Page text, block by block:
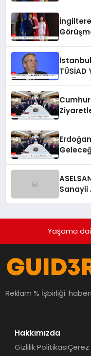
İstanbul
TÜSİAD
Sanayii
Yaşama
Reklam % İşbirliği:
Hakkımızda
Gizlilik PolitikasıÇerez